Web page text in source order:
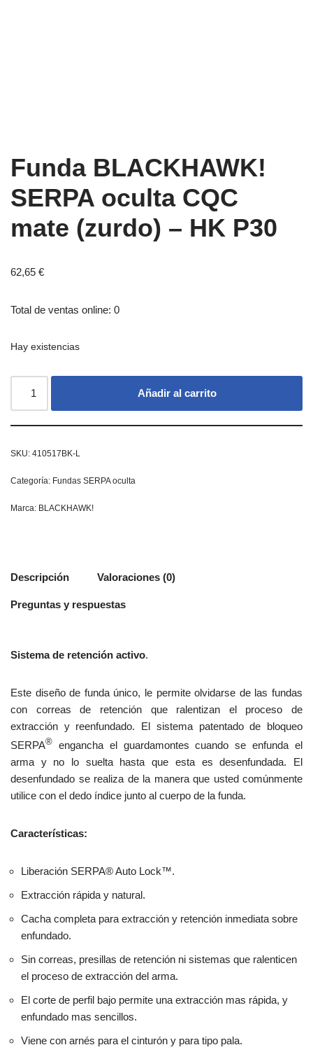
Funda BLACKHAWK!
SERPA oculta CQC
mate (zurdo) – HK P30
62,65 €
Total de ventas online: 0
Hay existencias
Añadir al carrito
SKU: 410517BK-L
Categoría: Fundas SERPA oculta
Marca: BLACKHAWK!
Descripción Valoraciones (0)
Preguntas y respuestas
Sistema de retención activo.
Este diseño de funda único, le permite olvidarse de las fundas
con correas de retención que ralentizan el proceso de
extracción y reenfundado. El sistema patentado de bloqueo
SERPA®
engancha el guardamontes cuando se enfunda el
arma y no lo suelta hasta que esta es desenfundada. El
desenfundado se realiza de la manera que usted comúnmente
utilice con el dedo índice junto al cuerpo de la funda.
Características:
Liberación SERPA® Auto Lock™.
Extracción rápida y natural.
Cacha completa para extracción y retención inmediata sobre
enfundado.
Sin correas, presillas de retención ni sistemas que ralenticen
el proceso de extracción del arma.
El corte de perfil bajo permite una extracción mas rápida, y
enfundado mas sencillos.
Viene con arnés para el cinturón y para tipo pala.